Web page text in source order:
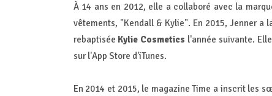
À 14 ans en 2012, elle a collaboré avec la
vêtements, "Kendall & Kylie". En 2015, Jenner a
rebaptisée Kylie Cosmetics l'année suivante.
sur l'App Store d'iTunes.
En 2014 et 2015, le magazine Time a inscrit les